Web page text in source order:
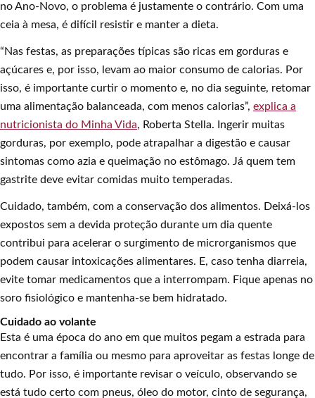
no Ano-Novo, o problema é justamente o contrário. Com uma
ceia à mesa, é difícil resistir e manter a dieta.
“Nas festas, as preparações típicas são ricas em gorduras e
açúcares e, por isso, levam ao maior consumo de calorias. Por
isso, é importante curtir o momento e, no dia seguinte, retomar
uma alimentação balanceada, com menos calorias”, explica a
nutricionista do Minha Vida, Roberta Stella. Ingerir muitas
gorduras, por exemplo, pode atrapalhar a digestão e causar
sintomas como azia e queimação no estômago. Já quem tem
gastrite deve evitar comidas muito temperadas.
Cuidado, também, com a conservação dos alimentos. Deixá-los
expostos sem a devida proteção durante um dia quente
contribui para acelerar o surgimento de microrganismos que
podem causar intoxicações alimentares. E, caso tenha diarreia,
evite tomar medicamentos que a interrompam. Fique apenas no
soro fisiológico e mantenha-se bem hidratado.
Cuidado ao volante
Esta é uma época do ano em que muitos pegam a estrada para
encontrar a família ou mesmo para aproveitar as festas longe de
tudo. Por isso, é importante revisar o veículo, observando se
está tudo certo com pneus, óleo do motor, cinto de segurança,